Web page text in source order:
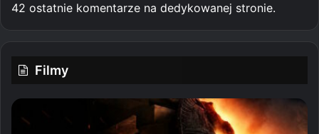
42 ostatnie komentarze na dedykowanej stronie.
Filmy